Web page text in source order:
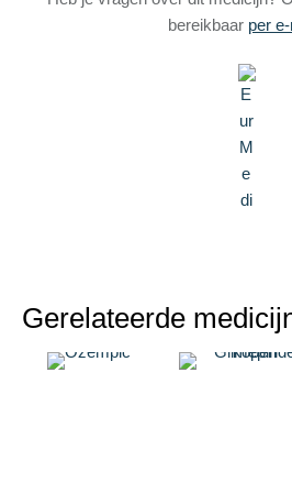
bereikbaar per
Gerelateerde